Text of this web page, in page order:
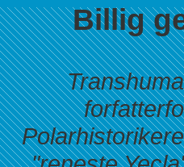
Billig